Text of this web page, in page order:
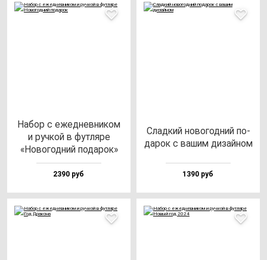
Набор с ежед­нев­ни­ком
и руч­кой в фут­ля­ре
«Ново­год­ний по­да­рок»
2390 руб
Слад­кий но­во­год­ний по­
да­рок с ва­шим ди­зай­ном
1390 руб